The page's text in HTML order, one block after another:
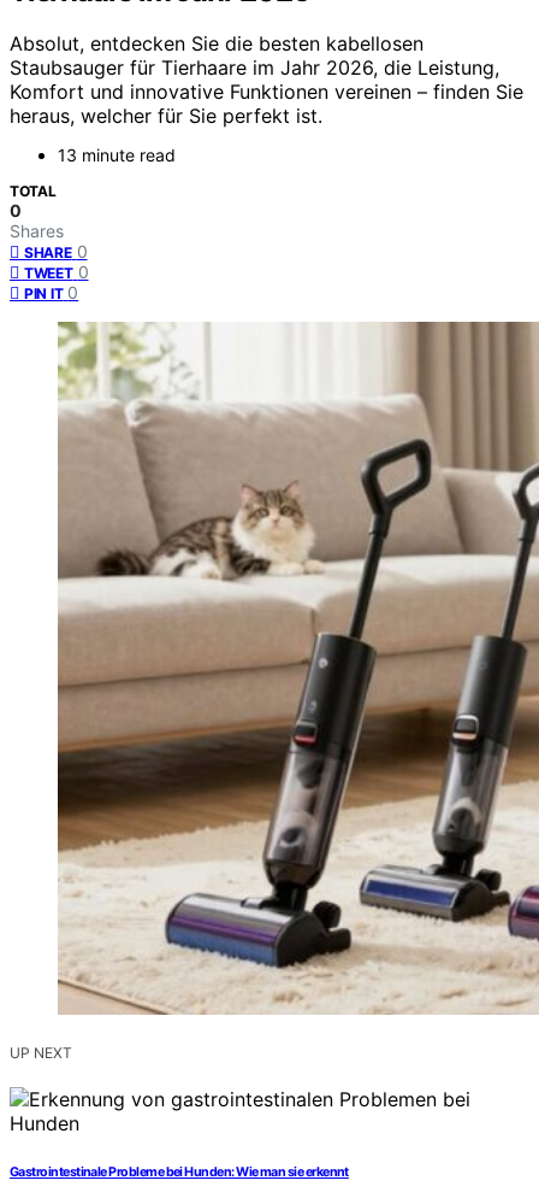
Absolut, entdecken Sie die besten kabellosen
Staubsauger für Tierhaare im Jahr 2026, die Leistung,
Komfort und innovative Funktionen vereinen – finden Sie
heraus, welcher für Sie perfekt ist.
13 minute read
TOTAL
0
Shares
SHARE 0
TWEET 0
PIN IT 0
UP NEXT
Gastrointestinale Probleme bei Hunden: Wie man sie erkennt